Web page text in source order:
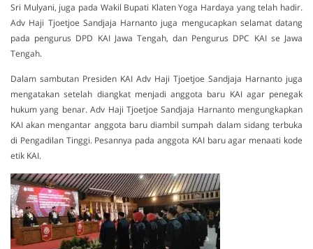
Sri Mulyani, juga pada Wakil Bupati Klaten Yoga Hardaya yang telah hadir.
Adv Haji Tjoetjoe Sandjaja Harnanto juga mengucapkan selamat datang
pada pengurus DPD KAI Jawa Tengah, dan Pengurus DPC KAI se Jawa
Tengah.
Dalam sambutan Presiden KAI Adv Haji Tjoetjoe Sandjaja Harnanto juga
mengatakan setelah diangkat menjadi anggota baru KAI agar penegak
hukum yang benar. Adv Haji Tjoetjoe Sandjaja Harnanto mengungkapkan
KAI akan mengantar anggota baru diambil sumpah dalam sidang terbuka
di Pengadilan Tinggi. Pesannya pada anggota KAI baru agar menaati kode
etik KAI.